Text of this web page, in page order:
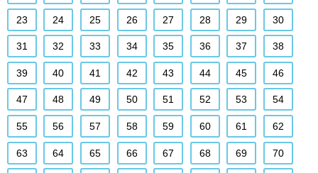
23 24 25 26 27 28 29 30
31 32 33 34 35 36 37 38
39 40 41 42 43 44 45 46
47 48 49 50 51 52 53 54
55 56 57 58 59 60 61 62
63 64 65 66 67 68 69 70